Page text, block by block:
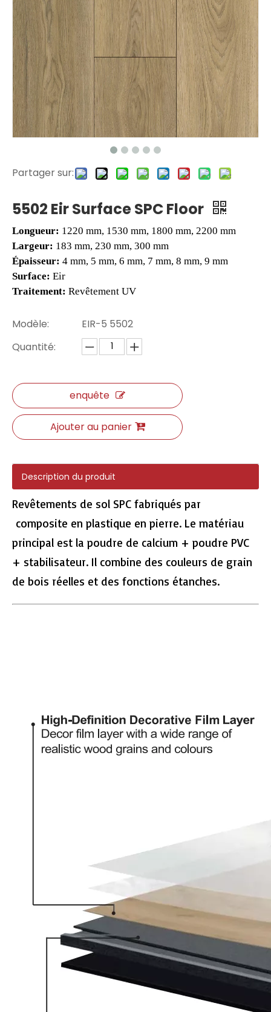
807-24 Eir Surface SPC planche plancher
261-14 Eir Surface SPC Flooring Factory 807-13 Eir de planche de planche SPC
30540 Eir Surface SPC Factory 261-16 tuiles SPC de surface EIR
807-13 Eir de planche de planche SPC 807-15 Eir Plance de surface SPC Vinyle Flooring
Partager sur:
5502 Eir Surface SPC Floor
Longueur: 1220 mm, 1530 mm, 1800 mm, 2200 mm
Largeur: 183 mm, 230 mm, 300 mm
Épaisseur: 4 mm, 5 mm, 6 mm, 7 mm, 8 mm, 9 mm
Surface: Eir
Traitement: Revêtement UV
Modèle:
EIR-5 5502
Quantité:
enquête
Ajouter au panier
Description du produit
Revêtements de sol SPC fabriqués par
composite en plastique en pierre. Le matériau
principal est la poudre de calcium + poudre PVC
+ stabilisateur. Il combine des couleurs de grain
de bois réelles et des fonctions étanches.